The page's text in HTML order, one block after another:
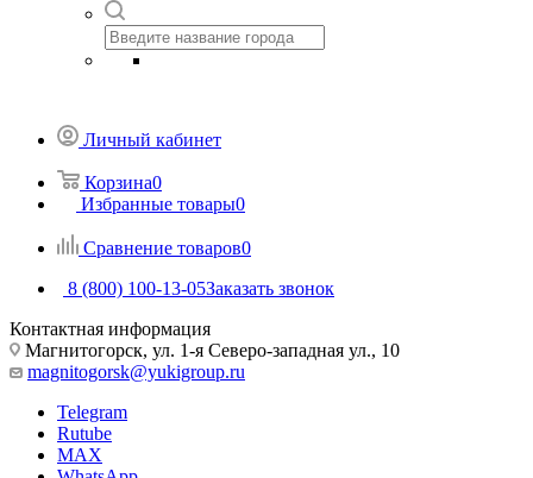
Личный кабинет
Корзина0
Избранные товары0
Сравнение товаров0
8 (800) 100-13-05Заказать звонок
Контактная информация
Магнитогорск, ул. 1-я Северо-западная ул., 10
magnitogorsk@yukigroup.ru
Telegram
Rutube
MAX